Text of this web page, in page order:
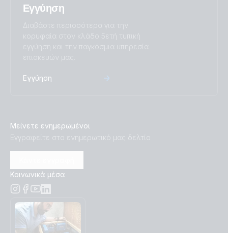
Victron Van - Automotive - Alternator (sld)
Victron Van - Automotive - Full (sld)
Victron Van - Automotive - Solar (sld)
Εγγύηση
Διαβάστε περισσότερα για την
κορυφαία στον κλάδο 5ετή τυπική
εγγύηση και την παγκόσμια υπηρεσία
επισκευών μας.
Εγγύηση
Μείνετε ενημερωμένοι
Εγγραφείτε στο ενημερωτικό μας δελτίο
Κοινωνικά μέσα